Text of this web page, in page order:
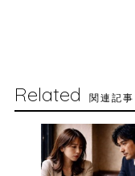
Related 関連記事